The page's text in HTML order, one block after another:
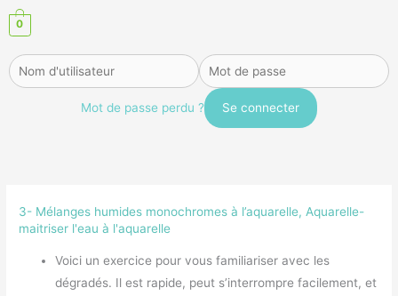
0
Mot de passe perdu ?
3- Mélanges humides monochromes à l’aquarelle, Aquarelle-
maitriser l'eau à l'aquarelle
Voici un exercice pour vous familiariser avec les
dégradés. Il est rapide, peut s’interrompre facilement, et